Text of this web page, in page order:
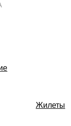
Жилеты